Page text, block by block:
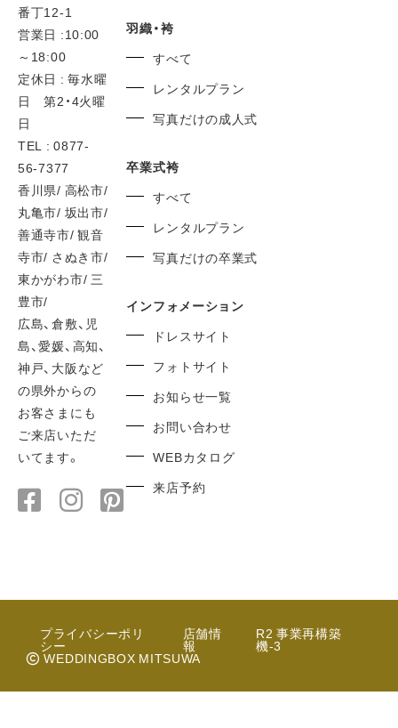
番丁12-1
営業日 :10:00
～18:00
定休日 : 毎水曜
日 第2・4火曜
日
TEL : 0877-
56-7377
香川県/ 高松市/
丸亀市/ 坂出市/
善通寺市/ 観音
寺市/ さぬき市/
東かがわ市/ 三
豊市/
広島、倉敷、児
島、愛媛、高知、
神戸、大阪など
の県外からの
お客さまにも
ご来店いただ
いてます。
羽織・袴
すべて
レンタルプラン
写真だけの成人式
卒業式袴
すべて
レンタルプラン
写真だけの卒業式
インフォメーション
ドレスサイト
フォトサイト
お知らせ一覧
お問い合わせ
WEBカタログ
来店予約
プライバシーポリ
シー
店舗情
報
R2 事業再構築
機-3
WEDDINGBOX MITSUWA